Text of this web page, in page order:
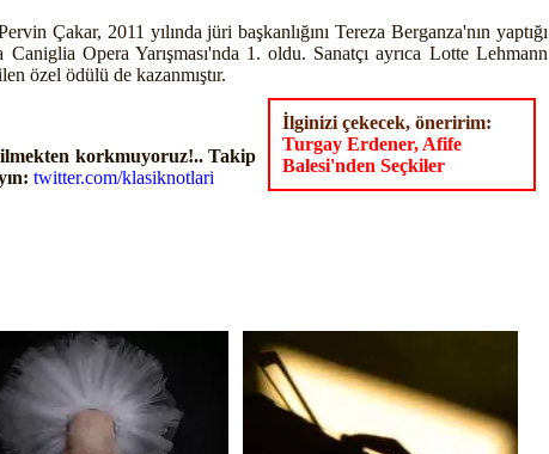
Çakar, 2011 yılında jüri başkanlığını Tereza Berganza'nın yaptığı
Caniglia Opera Yarışması'nda 1. oldu. Sanatçı ayrıca Lotte Lehmann
özel ödülü de kazanmıştır.
İlginizi çekecek, öneririm:
Turgay Erdener, Afife
Balesi'nden Seçkiler
korkmuyoruz!.. Takip
twitter.com/klasiknotlari